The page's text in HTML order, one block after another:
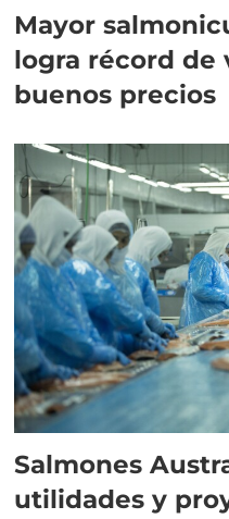
Mayor
logra récord de
buenos precios
Salmones
utilidades y